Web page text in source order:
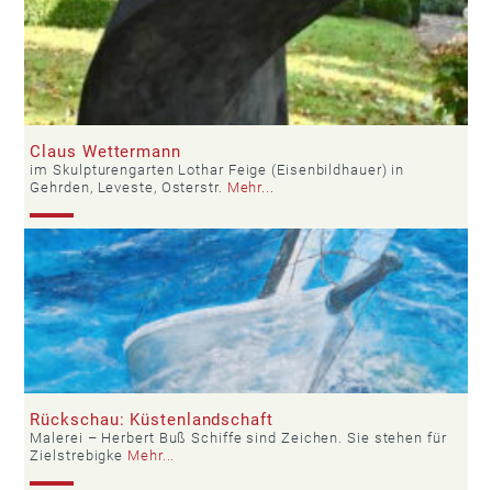
Claus Wettermann
im Skulpturengarten Lothar Feige (Eisenbildhauer) in
Gehrden, Leveste, Osterstr. Mehr...
Rückschau: Küstenlandschaft
Malerei – Herbert Buß Schiffe sind Zeichen. Sie stehen für
Zielstrebigke Mehr...